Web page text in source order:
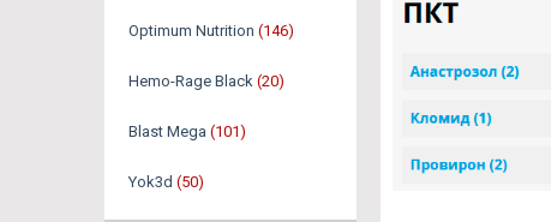
Optimum Nutrition (146)
Hemo-Rage Black (20)
Blast Mega (101)
Yok3d (50)